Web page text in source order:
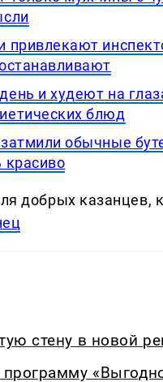
привлекают
и худеют на
блюд
обычные
красиво
добрых казанцев,
стену в новой
программу